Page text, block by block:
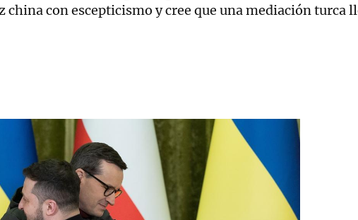
china con escepticismo y cree que una mediación turca